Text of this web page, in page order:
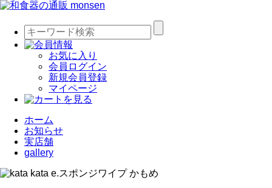
お気に入り
会員ログイン
新規会員登録
マイページ
ホーム
お知らせ
実店舗
gallery